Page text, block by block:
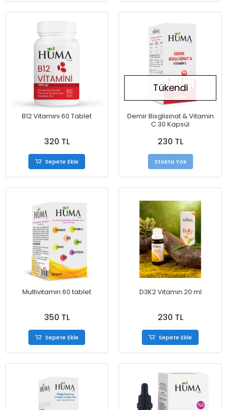
B12 Vitamini 60 Tablet
320 TL
Sepete Ekle
Tükendi
Demir Bisglisinat & Vitamin
C 30 Kapsül
230 TL
Stokta Yok
Multivitamin 60 tablet
350 TL
Sepete Ekle
D3K2 Vitamin 20 ml
230 TL
Sepete Ekle